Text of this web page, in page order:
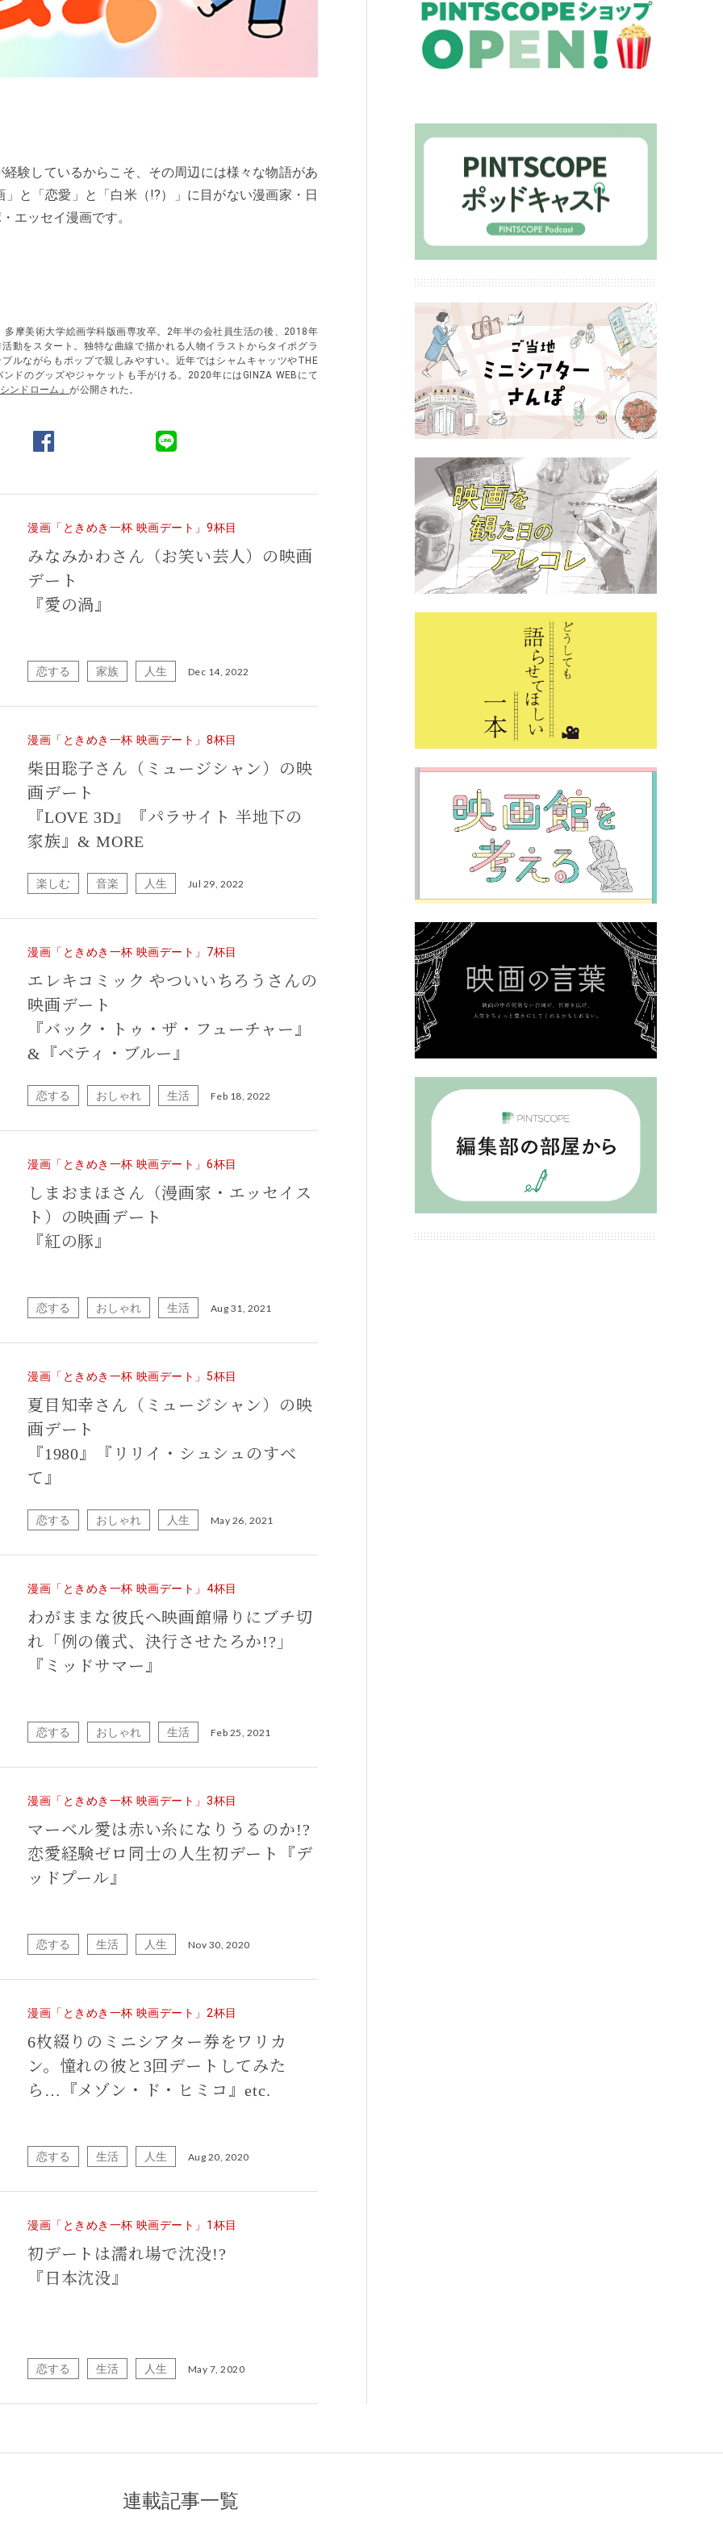
験しているからこそ、その周辺には様々な物語があ
と「恋愛」と「白米（!?）」に目がない漫画家・日
エッセイ漫画です。
摩美術大学絵画学科版画専攻卒。2年半の会社員生活の後、2018年
動をスタート。独特な曲線で描かれる人物イラストからタイポグラ
ルながらもポップで親しみやすい。近年ではシャムキャッツやTHE
ドのグッズやジャケットも手がける。2020年にはGINZA WEBにて
ンドローム』が公開された。
漫画「ときめき一杯 映画デート」9杯目
みなみかわさん（お笑い芸人）の映画
デート
『愛の渦』
恋する 家族 人生 Dec 14, 2022
漫画「ときめき一杯 映画デート」8杯目
柴田聡子さん（ミュージシャン）の映
画デート
『LOVE 3D』『パラサイト 半地下の
家族』& MORE
楽しむ 音楽 人生 Jul 29, 2022
漫画「ときめき一杯 映画デート」7杯目
エレキコミック やついいちろうさんの
映画デート
『バック・トゥ・ザ・フューチャー』
&『ベティ・ブルー』
恋する おしゃれ 生活 Feb 18, 2022
漫画「ときめき一杯 映画デート」6杯目
しまおまほさん（漫画家・エッセイス
ト）の映画デート
『紅の豚』
恋する おしゃれ 生活 Aug 31, 2021
漫画「ときめき一杯 映画デート」5杯目
夏目知幸さん（ミュージシャン）の映
画デート
『1980』『リリイ・シュシュのすべ
て』
恋する おしゃれ 人生 May 26, 2021
漫画「ときめき一杯 映画デート」4杯目
わがままな彼氏へ映画館帰りにブチ切
れ「例の儀式、決行させたろか!?」
『ミッドサマー』
恋する おしゃれ 生活 Feb 25, 2021
漫画「ときめき一杯 映画デート」3杯目
マーベル愛は赤い糸になりうるのか!?
恋愛経験ゼロ同士の人生初デート『デ
ッドプール』
恋する 生活 人生 Nov 30, 2020
漫画「ときめき一杯 映画デート」2杯目
6枚綴りのミニシアター券をワリカ
ン。憧れの彼と3回デートしてみた
ら…『メゾン・ド・ヒミコ』etc.
恋する 生活 人生 Aug 20, 2020
漫画「ときめき一杯 映画デート」1杯目
初デートは濡れ場で沈没!?
『日本沈没』
恋する 生活 人生 May 7, 2020
連載記事一覧